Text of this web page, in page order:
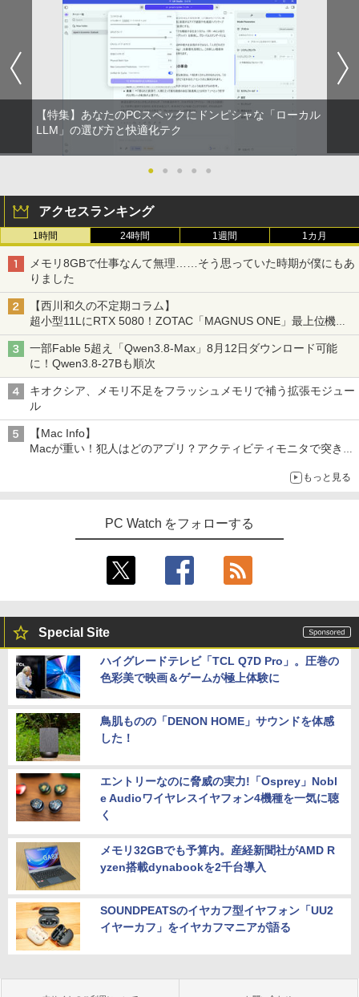
【特集】あなたのPCスペックにドンピシャな「ローカル
LLM」の選び方と快適化テク
● ● ● ● ●
アクセスランキング
1時間 24時間 1週間 1カ月
メモリ8GBで仕事なんて無理……そう思っていた時期が僕にもあ
りました
【西川和久の不定期コラム】
超小型11LにRTX 5080！ZOTAC「MAGNUS ONE」最上位機の
実力を探る
一部Fable 5超え「Qwen3.8-Max」8月12日ダウンロード可能
に！Qwen3.8-27Bも順次
キオクシア、メモリ不足をフラッシュメモリで補う拡張モジュー
ル
【Mac Info】
Macが重い！犯人はどのアプリ？アクティビティモニタで突き止
もっと見る
PC Watch をフォローする
Special Site
ハイグレードテレビ「TCL Q7D Pro」。圧巻の
色彩美で映画＆ゲームが極上体験に
鳥肌ものの「DENON HOME」サウンドを体感
した！
エントリーなのに脅威の実力!「Osprey」Nobl
e Audioワイヤレスイヤフォン4機種を一気に聴
く
メモリ32GBでも予算内。産経新聞社がAMD R
yzen搭載dynabookを2千台導入
SOUNDPEATSのイヤカフ型イヤフォン「UU2
イヤーカフ」をイヤカフマニアが語る